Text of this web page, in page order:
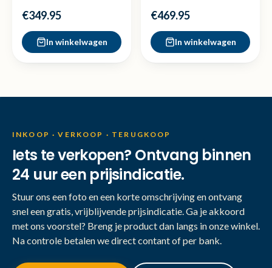
€349.95
In winkelwagen
€469.95
In winkelwagen
INKOOP · VERKOOP · TERUGKOOP
Iets te verkopen? Ontvang binnen
24 uur een prijsindicatie.
Stuur ons een foto en een korte omschrijving en ontvang
snel een gratis, vrijblijvende prijsindicatie. Ga je akkoord
met ons voorstel? Breng je product dan langs in onze winkel.
Na controle betalen we direct contant of per bank.